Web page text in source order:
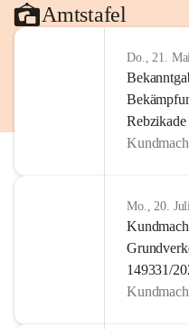
Amtstafel
Do., 21.
Rebzikade
Mo., 20.
149331/